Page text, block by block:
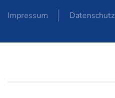
Impressum Datenschutz